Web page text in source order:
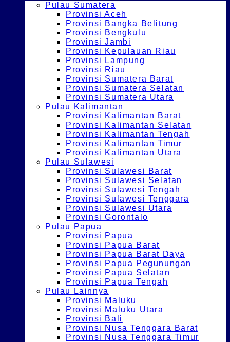
Pulau Sumatera
Provinsi Aceh
Provinsi Bangka Belitung
Provinsi Bengkulu
Provinsi Jambi
Provinsi Kepulauan Riau
Provinsi Lampung
Provinsi Riau
Provinsi Sumatera Barat
Provinsi Sumatera Selatan
Provinsi Sumatera Utara
Pulau Kalimantan
Provinsi Kalimantan Barat
Provinsi Kalimantan Selatan
Provinsi Kalimantan Tengah
Provinsi Kalimantan Timur
Provinsi Kalimantan Utara
Pulau Sulawesi
Provinsi Sulawesi Barat
Provinsi Sulawesi Selatan
Provinsi Sulawesi Tengah
Provinsi Sulawesi Tenggara
Provinsi Sulawesi Utara
Provinsi Gorontalo
Pulau Papua
Provinsi Papua
Provinsi Papua Barat
Provinsi Papua Barat Daya
Provinsi Papua Pegunungan
Provinsi Papua Selatan
Provinsi Papua Tengah
Pulau Lainnya
Provinsi Maluku
Provinsi Maluku Utara
Provinsi Bali
Provinsi Nusa Tenggara Barat
Provinsi Nusa Tenggara Timur